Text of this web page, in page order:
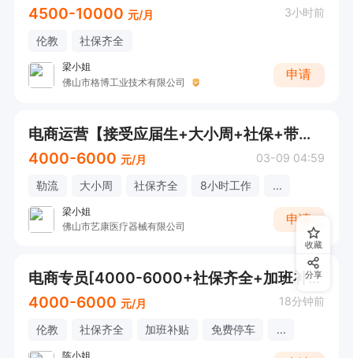
4500-10000 元/月 3小时前
伦教 社保齐全
梁小姐
佛山市格博工业技术有限公司
申请
电商运营【接受应届生+大小周+社保+带薪年假】
4000-6000 元/月 03-09 04:59
勒流 大小周 社保齐全 8小时工作 ...
梁小姐
佛山市艺康医疗器械有限公司
申请
电商专员[4000-6000+社保齐全+加班补贴]
4000-6000 元/月 18分钟前
伦教 社保齐全 加班补贴 免费停车 ...
陈小姐
收藏
分享